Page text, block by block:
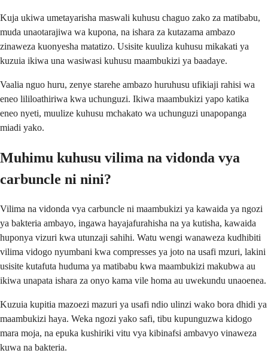
Kuja ukiwa umetayarisha maswali kuhusu chaguo zako za matibabu,
muda unaotarajiwa wa kupona, na ishara za kutazama ambazo
zinaweza kuonyesha matatizo. Usisite kuuliza kuhusu mikakati ya
kuzuia ikiwa una wasiwasi kuhusu maambukizi ya baadaye.
Vaalia nguo huru, zenye starehe ambazo huruhusu ufikiaji rahisi wa
eneo lililoathiriwa kwa uchunguzi. Ikiwa maambukizi yapo katika
eneo nyeti, muulize kuhusu mchakato wa uchunguzi unapopanga
miadi yako.
Muhimu kuhusu vilima na vidonda vya
carbuncle ni nini?
Vilima na vidonda vya carbuncle ni maambukizi ya kawaida ya ngozi
ya bakteria ambayo, ingawa hayajafurahisha na ya kutisha, kawaida
huponya vizuri kwa utunzaji sahihi. Watu wengi wanaweza kudhibiti
vilima vidogo nyumbani kwa compresses ya joto na usafi mzuri, lakini
usisite kutafuta huduma ya matibabu kwa maambukizi makubwa au
ikiwa unapata ishara za onyo kama vile homa au uwekundu unaoenea.
Kuzuia kupitia mazoezi mazuri ya usafi ndio ulinzi wako bora dhidi ya
maambukizi haya. Weka ngozi yako safi, tibu kupunguzwa kidogo
mara moja, na epuka kushiriki vitu vya kibinafsi ambavyo vinaweza
kuwa na bakteria.